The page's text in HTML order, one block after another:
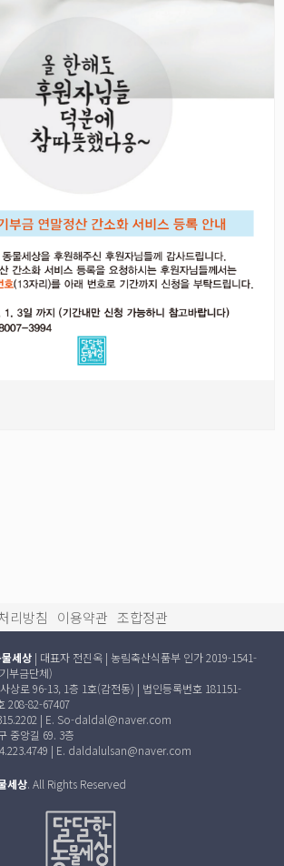
리방침 이용약관 조합정관
세상 | 대표자 전진옥 | 농림축산식품부 인가 2019-1541-
부금단체)
상로 96-13, 1층 1호(감전동) | 법인등록번호 181151-
208-82-67407
| E. So-daldal@naver.com
중앙길 69. 3층
| E. daldalulsan@naver.com
세상. All Rights Reserved